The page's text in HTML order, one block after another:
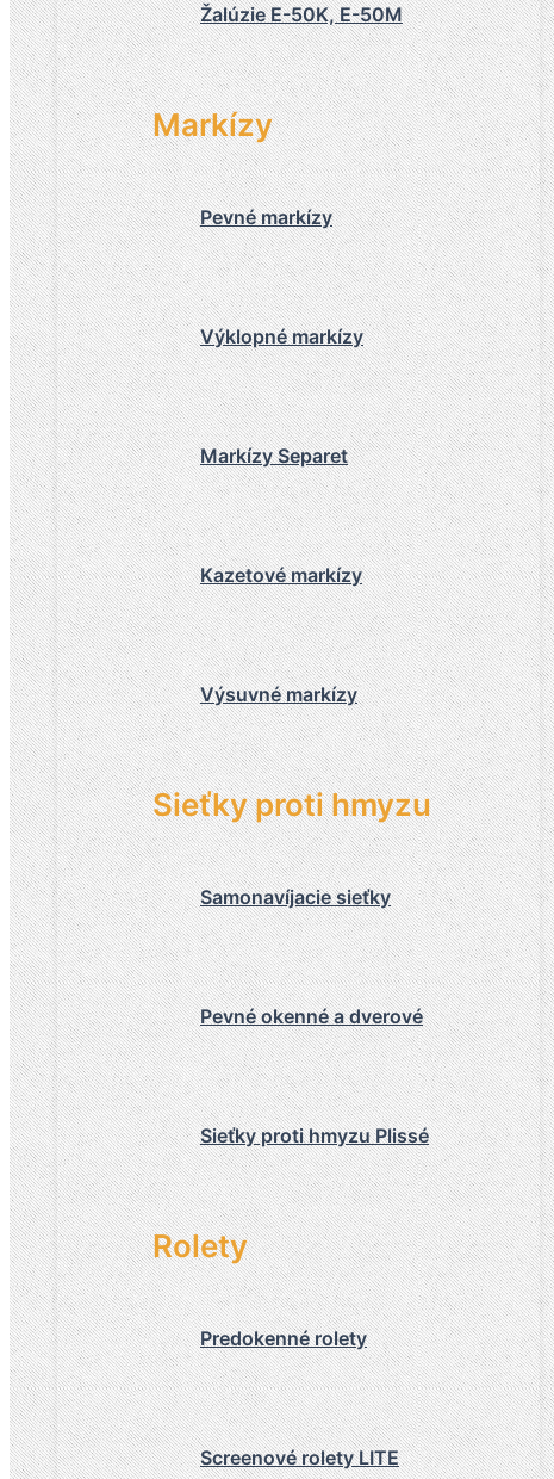
Žalúzie E-50K, E-50M
Markízy
Pevné markízy
Výklopné markízy
Markízy Separet
Kazetové markízy
Výsuvné markízy
Sieťky proti hmyzu
Samonavíjacie sieťky
Pevné okenné a dverové
Sieťky proti hmyzu Plissé
Rolety
Predokenné rolety
Screenové rolety LITE